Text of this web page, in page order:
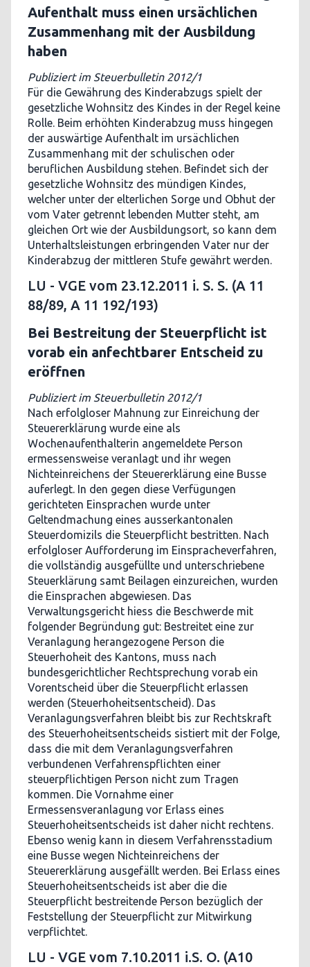
Aufenthalt muss einen ursächlichen
Zusammenhang mit der Ausbildung
haben
Publiziert im Steuerbulletin 2012/1
Für die Gewährung des Kinderabzugs spielt der
gesetzliche Wohnsitz des Kindes in der Regel keine
Rolle. Beim erhöhten Kinderabzug muss hingegen
der auswärtige Aufenthalt im ursächlichen
Zusammenhang mit der schulischen oder
beruflichen Ausbildung stehen. Befindet sich der
gesetzliche Wohnsitz des mündigen Kindes,
welcher unter der elterlichen Sorge und Obhut der
vom Vater getrennt lebenden Mutter steht, am
gleichen Ort wie der Ausbildungsort, so kann dem
Unterhaltsleistungen erbringenden Vater nur der
Kinderabzug der mittleren Stufe gewährt werden.
LU - VGE vom 23.12.2011 i. S. S. (A 11
88/89, A 11 192/193)
Bei Bestreitung der Steuerpflicht ist
vorab ein anfechtbarer Entscheid zu
eröffnen
Publiziert im Steuerbulletin 2012/1
Nach erfolgloser Mahnung zur Einreichung der
Steuererklärung wurde eine als
Wochenaufenthalterin angemeldete Person
ermessensweise veranlagt und ihr wegen
Nichteinreichens der Steuererklärung eine Busse
auferlegt. In den gegen diese Verfügungen
gerichteten Einsprachen wurde unter
Geltendmachung eines ausserkantonalen
Steuerdomizils die Steuerpflicht bestritten. Nach
erfolgloser Aufforderung im Einspracheverfahren,
die vollständig ausgefüllte und unterschriebene
Steuerklärung samt Beilagen einzureichen, wurden
die Einsprachen abgewiesen. Das
Verwaltungsgericht hiess die Beschwerde mit
folgender Begründung gut: Bestreitet eine zur
Veranlagung herangezogene Person die
Steuerhoheit des Kantons, muss nach
bundesgerichtlicher Rechtsprechung vorab ein
Vorentscheid über die Steuerpflicht erlassen
werden (Steuerhoheitsentscheid). Das
Veranlagungsverfahren bleibt bis zur Rechtskraft
des Steuerhoheitsentscheids sistiert mit der Folge,
dass die mit dem Veranlagungsverfahren
verbundenen Verfahrenspflichten einer
steuerpflichtigen Person nicht zum Tragen
kommen. Die Vornahme einer
Ermessensveranlagung vor Erlass eines
Steuerhoheitsentscheids ist daher nicht rechtens.
Ebenso wenig kann in diesem Verfahrensstadium
eine Busse wegen Nichteinreichens der
Steuererklärung ausgefällt werden. Bei Erlass eines
Steuerhoheitsentscheids ist aber die die
Steuerpflicht bestreitende Person bezüglich der
Feststellung der Steuerpflicht zur Mitwirkung
verpflichtet.
LU - VGE vom 7.10.2011 i.S. O. (A10